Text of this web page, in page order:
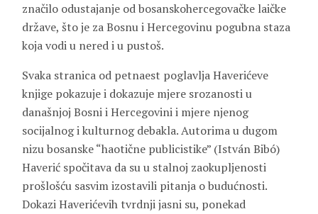
značilo odustajanje od bosanskohercegovačke laičke
države, što je za Bosnu i Hercegovinu pogubna staza
koja vodi u nered i u pustoš.
Svaka stranica od petnaest poglavlja Haverićeve
knjige pokazuje i dokazuje mjere srozanosti u
današnjoj Bosni i Hercegovini i mjere njenog
socijalnog i kulturnog debakla. Autorima u dugom
nizu bosanske “haotične publicistike” (István Bibó)
Haverić spočitava da su u stalnoj zaokupljenosti
prošlošću sasvim izostavili pitanja o budućnosti.
Dokazi Haverićevih tvrdnji jasni su, ponekad